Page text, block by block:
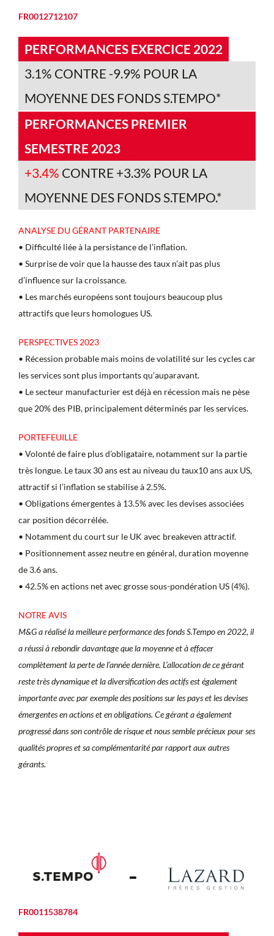
FR0012712107
PERFORMANCES EXERCICE 2022
3.1% CONTRE -9.9% POUR LA
MOYENNE DES FONDS S.TEMPO*
PERFORMANCES PREMIER
SEMESTRE 2023
+3.4% CONTRE +3.3% POUR LA
MOYENNE DES FONDS S.TEMPO.*
ANALYSE DU GÉRANT PARTENAIRE
• Difficulté liée à la persistance de l’inflation.
• Surprise de voir que la hausse des taux n’ait pas plus
d’influence sur la croissance.
• Les marchés européens sont toujours beaucoup plus
attractifs que leurs homologues US.
PERSPECTIVES 2023
• Récession probable mais moins de volatilité sur les cycles car
les services sont plus importants qu’auparavant.
• Le secteur manufacturier est déjà en récession mais ne pèse
que 20% des PIB, principalement déterminés par les services.
PORTEFEUILLE
• Volonté de faire plus d’obligataire, notamment sur la partie
très longue. Le taux 30 ans est au niveau du taux10 ans aux US,
attractif si l’inflation se stabilise à 2.5%.
• Obligations émergentes à 13.5% avec les devises associées
car position décorrélée.
• Notamment du court sur le UK avec breakeven attractif.
• Positionnement assez neutre en général, duration moyenne
de 3.6 ans.
• 42.5% en actions net avec grosse sous-pondération US (4%).
NOTRE AVIS
M&G a réalisé la meilleure performance des fonds S.Tempo en 2022, il
a réussi à rebondir davantage que la moyenne et à effacer
complètement la perte de l’année dernière. L’allocation de ce gérant
reste très dynamique et la diversification des actifs est également
importante avec par exemple des positions sur les pays et les devises
émergentes en actions et en obligations. Ce gérant a également
progressé dans son contrôle de risque et nous semble précieux pour ses
qualités propres et sa complémentarité par rapport aux autres
gérants.
FR0011538784